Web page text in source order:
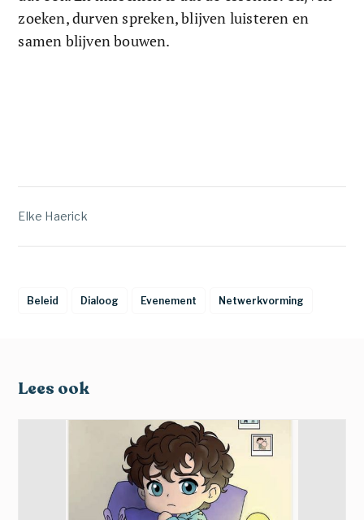
zoeken, durven spreken, blijven luisteren en
samen blijven bouwen.
Elke Haerick
Beleid Dialoog Evenement Netwerkvorming
Lees ook